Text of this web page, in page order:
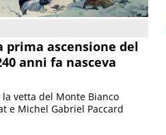
prima ascensione del
anni fa nasceva
vetta del Monte Bianco
e Michel Gabriel Paccard